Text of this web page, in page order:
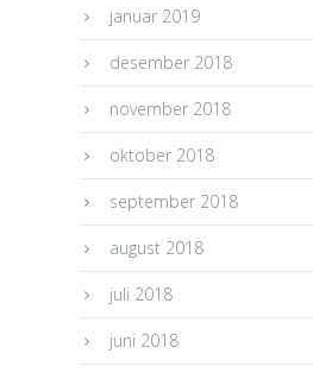
januar 2019
desember 2018
november 2018
oktober 2018
september 2018
august 2018
juli 2018
juni 2018